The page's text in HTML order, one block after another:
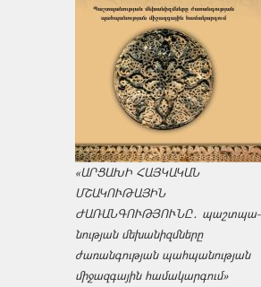
«ԱՐՑԱԽԻ ՀԱՅԿԱԿԱՆ
ՄՇԱԿՈՒԹԱՅԻՆ
ԺԱՌԱՆԳՈՒԹՅՈՒՆԸ․ պաշտպա­
նության մեխանիզմները
ժառանգության պահպանության
միջազ­գային համակարգում»